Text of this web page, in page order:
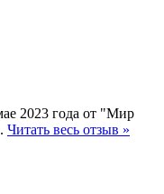
2023 года от "Мир
Читать весь отзыв »